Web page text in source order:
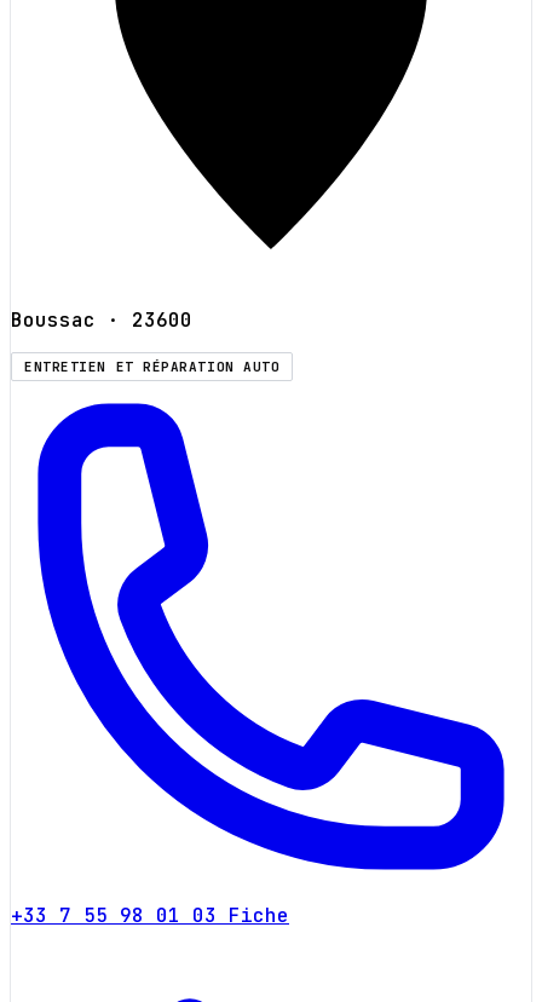
Boussac · 23600
ENTRETIEN ET RÉPARATION AUTO
+33 7 55 98 01 03 Fiche